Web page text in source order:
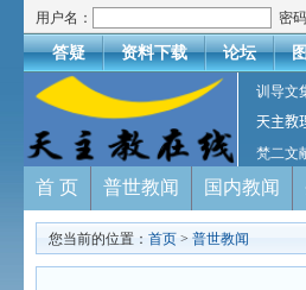
用户名： 密码
答疑 资料下载 论坛
训导文
天主教
梵二文
首 页 普世教闻 国内教闻
您当前的位置： 首页 > 普世教闻